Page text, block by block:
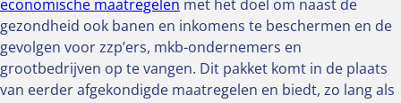
economische maatregelen met het doel om naast de
gezondheid ook banen en inkomens te beschermen en de
gevolgen voor zzp’ers, mkb-ondernemers en
grootbedrijven op te vangen. Dit pakket komt in de plaats
van eerder afgekondigde maatregelen en biedt, zo lang als